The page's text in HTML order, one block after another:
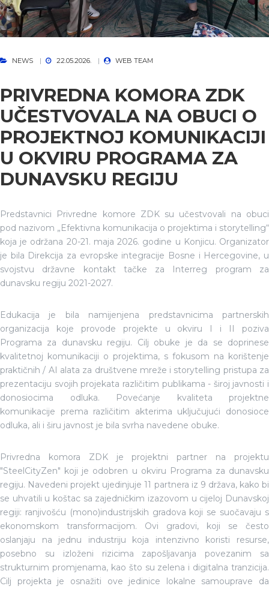
NEWS 22.05.2026. WEB TEAM
PRIVREDNA KOMORA ZDK
UČESTVOVALA NA OBUCI O
PROJEKTNOJ KOMUNIKACIJI
U OKVIRU PROGRAMA ZA
DUNAVSKU REGIJU
Predstavnici Privredne komore ZDK su učestvovali na obuci
pod nazivom „Efektivna komunikacija o projektima i storytelling“
koja je održana 20-21. maja 2026. godine u Konjicu. Organizator
je bila Direkcija za evropske integracije Bosne i Hercegovine, u
svojstvu državne kontakt tačke za Interreg program za
dunavsku regiju 2021-2027.
Edukacija je bila namijenjena predstavnicima partnerskih
organizacija koje provode projekte u okviru I i II poziva
Programa za dunavsku regiju. Cilj obuke je da se doprinese
kvalitetnoj komunikaciji o projektima, s fokusom na korištenje
praktičnih / AI alata za društvene mreže i storytelling pristupa za
prezentaciju svojih projekata različitim publikama - široj javnosti i
donosiocima odluka. Povećanje kvaliteta projektne
komunikacije prema različitim akterima uključujući donosioce
odluka, ali i širu javnost je bila svrha navedene obuke.
Privredna komora ZDK je projektni partner na projektu
"SteelCityZen" koji je odobren u okviru Programa za dunavsku
regiju. Navedeni projekt ujedinjuje 11 partnera iz 9 država, kako bi
se uhvatili u koštac sa zajedničkim izazovom u cijeloj Dunavskoj
regiji: ranjivošću (mono)industrijskih gradova koji se suočavaju s
ekonomskom transformacijom. Ovi gradovi, koji se često
oslanjaju na jednu industriju koja intenzivno koristi resurse,
posebno su izloženi rizicima zapošljavanja povezanim sa
strukturnim promjenama, kao što su zelena i digitalna tranzicija.
Cilj projekta je osnažiti ove jedinice lokalne samouprave da